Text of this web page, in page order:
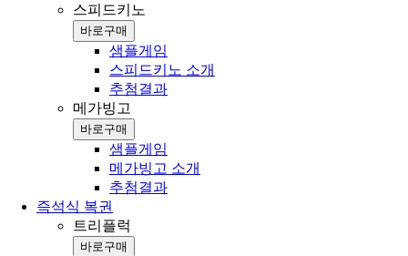
스피드키노
바로구매
샘플게임
스피드키노 소개
추첨결과
메가빙고
바로구매
샘플게임
메가빙고 소개
추첨결과
즉석식 복권
트리플럭
바로구매